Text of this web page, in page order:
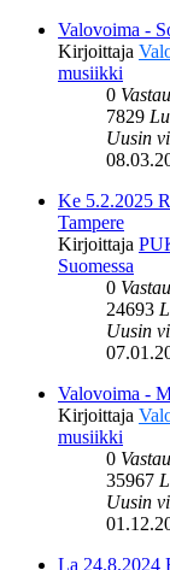
Valovoima -
Kirjoittaja
musiikki
0
7829
Uusin
Ke 5.2.2025
Tampere
Kirjoittaja
Suomessa
0
24693
Uusin
Valovoima -
Kirjoittaja
musiikki
0
35967
Uusin
La